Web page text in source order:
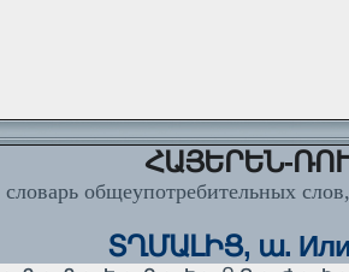
ՀԱՅԵՐԵՆ-
словарь общеупотребительных
ՏՂՄԱԼԻՑ, ա.